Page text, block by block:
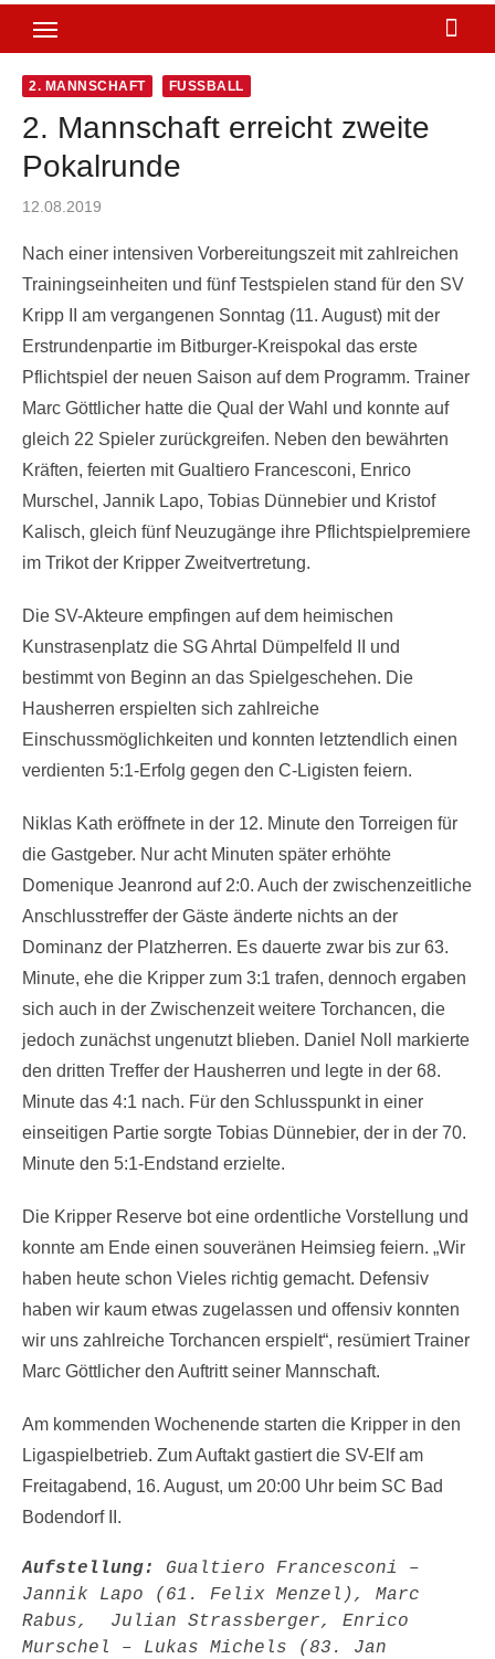
2. MANNSCHAFT FUSSBALL
2. Mannschaft erreicht zweite
Pokalrunde
Posted
12.08.2019
Nach einer intensiven Vorbereitungszeit mit zahlreichen
Trainingseinheiten und fünf Testspielen stand für den SV
Kripp II am vergangenen Sonntag (11. August) mit der
Erstrundenpartie im Bitburger-Kreispokal das erste
Pflichtspiel der neuen Saison auf dem Programm. Trainer
Marc Göttlicher hatte die Qual der Wahl und konnte auf
gleich 22 Spieler zurückgreifen. Neben den bewährten
Kräften, feierten mit Gualtiero Francesconi, Enrico
Murschel, Jannik Lapo, Tobias Dünnebier und Kristof
Kalisch, gleich fünf Neuzugänge ihre Pflichtspielpremiere
im Trikot der Kripper Zweitvertretung.
Die SV-Akteure empfingen auf dem heimischen
Kunstrasenplatz die SG Ahrtal Dümpelfeld II und
bestimmt von Beginn an das Spielgeschehen. Die
Hausherren erspielten sich zahlreiche
Einschussmöglichkeiten und konnten letztendlich einen
verdienten 5:1-Erfolg gegen den C-Ligisten feiern.
Niklas Kath eröffnete in der 12. Minute den Torreigen für
die Gastgeber. Nur acht Minuten später erhöhte
Domenique Jeanrond auf 2:0. Auch der zwischenzeitliche
Anschlusstreffer der Gäste änderte nichts an der
Dominanz der Platzherren. Es dauerte zwar bis zur 63.
Minute, ehe die Kripper zum 3:1 trafen, dennoch ergaben
sich auch in der Zwischenzeit weitere Torchancen, die
jedoch zunächst ungenutzt blieben. Daniel Noll markierte
den dritten Treffer der Hausherren und legte in der 68.
Minute das 4:1 nach. Für den Schlusspunkt in einer
einseitigen Partie sorgte Tobias Dünnebier, der in der 70.
Minute den 5:1-Endstand erzielte.
Die Kripper Reserve bot eine ordentliche Vorstellung und
konnte am Ende einen souveränen Heimsieg feiern. „Wir
haben heute schon Vieles richtig gemacht. Defensiv
haben wir kaum etwas zugelassen und offensiv konnten
wir uns zahlreiche Torchancen erspielt“, resümiert Trainer
Marc Göttlicher den Auftritt seiner Mannschaft.
Am kommenden Wochenende starten die Kripper in den
Ligaspielbetrieb. Zum Auftakt gastiert die SV-Elf am
Freitagabend, 16. August, um 20:00 Uhr beim SC Bad
Bodendorf II.
Aufstellung: Gualtiero Francesconi –
Jannik Lapo (61. Felix Menzel), Marc
Rabus,  Julian Strassberger, Enrico
Murschel – Lukas Michels (83. Jan